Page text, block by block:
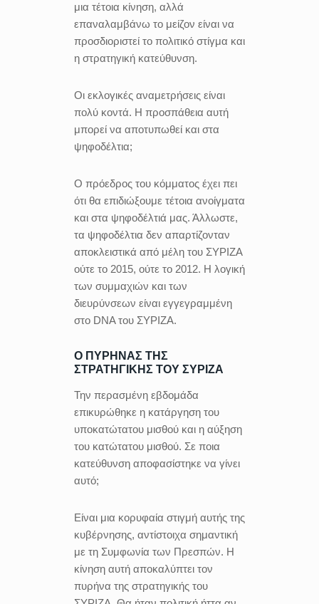
μια τέτοια κίνηση, αλλά
επαναλαμβάνω το μείζον είναι να
προσδιοριστεί το πολιτικό στίγμα και
η στρατηγική κατεύθυνση.
Οι εκλογικές αναμετρήσεις είναι
πολύ κοντά. Η προσπάθεια αυτή
μπορεί να αποτυπωθεί και στα
ψηφοδέλτια;
Ο πρόεδρος του κόμματος έχει πει
ότι θα επιδιώξουμε τέτοια ανοίγματα
και στα ψηφοδέλτιά μας. Άλλωστε,
τα ψηφοδέλτια δεν απαρτίζονταν
αποκλειστικά από μέλη του ΣΥΡΙΖΑ
ούτε το 2015, ούτε το 2012. Η λογική
των συμμαχιών και των
διευρύνσεων είναι εγγεγραμμένη
στο DNA του ΣΥΡΙΖΑ.
Ο ΠΥΡΗΝΑΣ ΤΗΣ
ΣΤΡΑΤΗΓΙΚΗΣ ΤΟΥ ΣΥΡΙΖΑ
Την περασμένη εβδομάδα
επικυρώθηκε η κατάργηση του
υποκατώτατου μισθού και η αύξηση
του κατώτατου μισθού. Σε ποια
κατεύθυνση αποφασίστηκε να γίνει
αυτό;
Είναι μια κορυφαία στιγμή αυτής της
κυβέρνησης, αντίστοιχα σημαντική
με τη Συμφωνία των Πρεσπών. Η
κίνηση αυτή αποκαλύπτει τον
πυρήνα της στρατηγικής του